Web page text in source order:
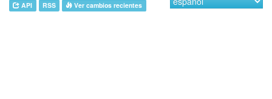
API RSS Ver cambios recientes